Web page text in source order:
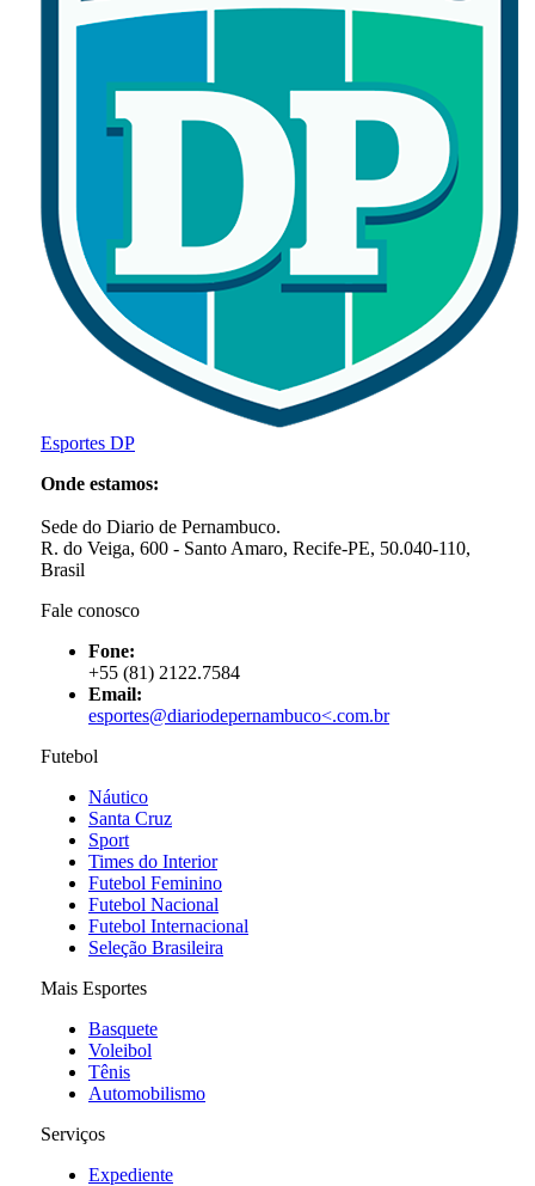
Esportes DP
Onde estamos:
Sede do Diario de Pernambuco.
R. do Veiga, 600 - Santo Amaro, Recife-PE, 50.040-110,
Brasil
Fale conosco
Fone:
+55 (81) 2122.7584
Email:
esportes@diariodepernambuco<.com.br
Futebol
Náutico
Santa Cruz
Sport
Times do Interior
Futebol Feminino
Futebol Nacional
Futebol Internacional
Seleção Brasileira
Mais Esportes
Basquete
Voleibol
Tênis
Automobilismo
Serviços
Expediente